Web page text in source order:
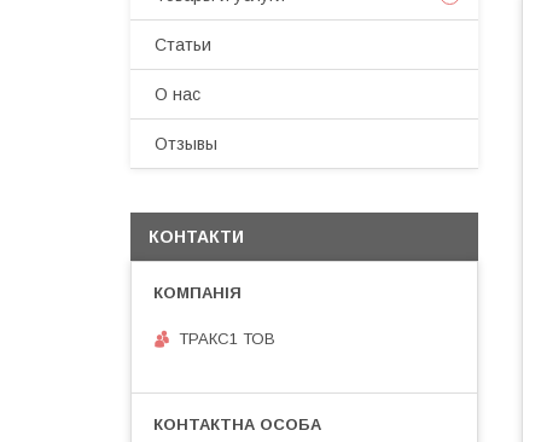
Статьи
О нас
Отзывы
КОНТАКТИ
ТРАКС1 ТОВ